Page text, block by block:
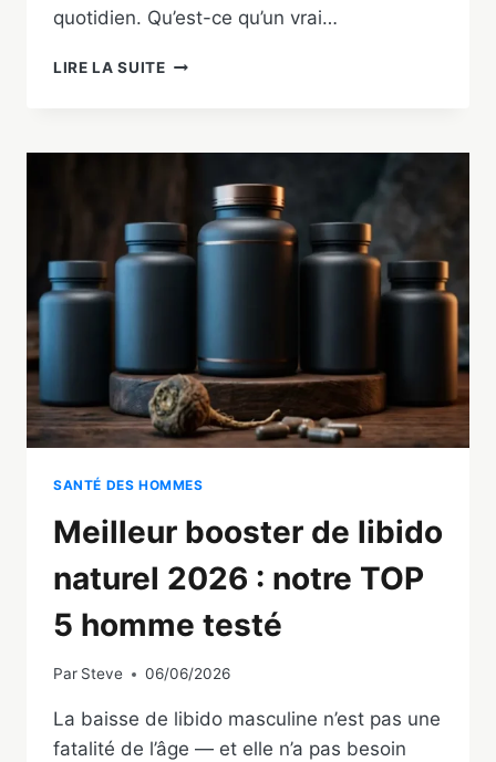
quotidien. Qu’est-ce qu’un vrai…
LIRE LA SUITEAPHRODISIAQUES
:
DOCUMENTÉ
+
SANTÉ DES HOMMES
Meilleur booster de libido
naturel 2026 : notre TOP
5 homme testé
Par Steve 06/06/2026
La baisse de libido masculine n’est pas une
fatalité de l’âge — et elle n’a pas besoin